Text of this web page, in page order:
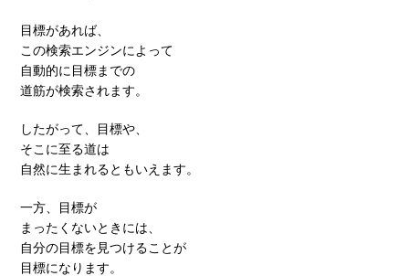
目標があれば、
この検索エンジンによって
自動的に目標までの
道筋が検索されます。
したがって、目標や、
そこに至る道は
自然に生まれるともいえます。
一方、目標が
まったくないときには、
自分の目標を見つけることが
目標になります。